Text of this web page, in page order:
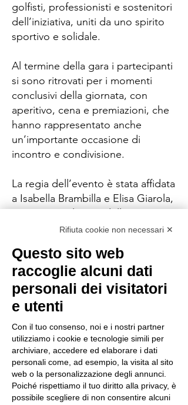
golfisti, professionisti e sostenitori
dell’iniziativa, uniti da uno spirito
sportivo e solidale.
Al termine della gara i partecipanti
si sono ritrovati per i momenti
conclusivi della giornata, con
aperitivo, cena e premiazioni, che
hanno rappresentato anche
un’importante occasione di
incontro e condivisione.
La regia dell’evento è stata affidata
a Isabella Brambilla e Elisa Giarola,
insieme ai volontari della
Fondazione Dravet ETS, che
l’accoglienza durante tutta la
giornata, offrendo supporto ai
giocatori e alle squadre.
15° EDIZIONE - 2026
14° EDIZIONE - 2025
Rifiuta cookie non necessari ✕
Questo sito web
raccoglie alcuni dati
personali dei visitatori
e utenti
Con il tuo consenso, noi e i nostri partner
utilizziamo i cookie e tecnologie simili per
archiviare, accedere ed elaborare i dati
personali come, ad esempio, la visita al sito
web o la personalizzazione degli annunci.
Poiché rispettiamo il tuo diritto alla privacy, è
possibile scegliere di non consentire alcuni